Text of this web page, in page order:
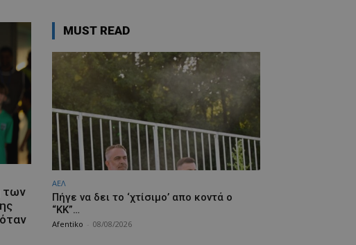
των
MUST READ
ΑΕΛ
Πήγε να δει το ‘χτίσιμο’ απο κοντά ο
“ΚΚ”…
Afentiko 08/08/2026